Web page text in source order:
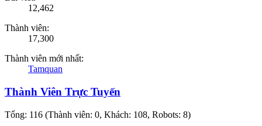
12,462
Thành viên:
17,300
Thành viên mới nhất:
Tamquan
Thành Viên Trực Tuyến
Tổng: 116 (Thành viên: 0, Khách: 108, Robots: 8)